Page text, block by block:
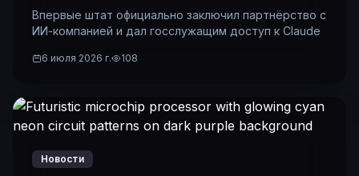
истории
Впервые штат официально заключил партнёрство с
ИИ-компанией и дал госслужащим доступ к Claude
6 июля 2026 г. 108
Новости